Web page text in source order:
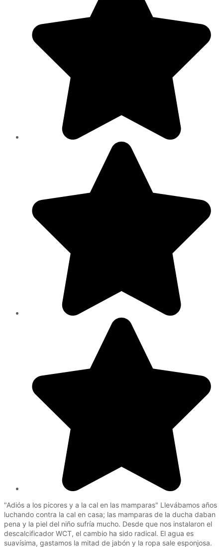
"Adiós a los picores y a la cal en las mamparas" Llevábamos años
luchando contra la cal en casa; las mamparas de la ducha daban
pena y la piel del niño sufría mucho. Desde que nos instalaron el
descalcificador WCT, el cambio ha sido radical. El agua es
suavísima, gastamos la mitad de jabón y la ropa sale esponjosa.